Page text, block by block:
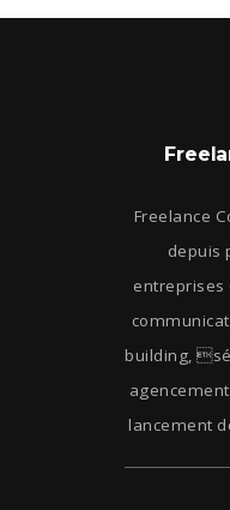
Freelance
depuis
entreprises
building,
lancement